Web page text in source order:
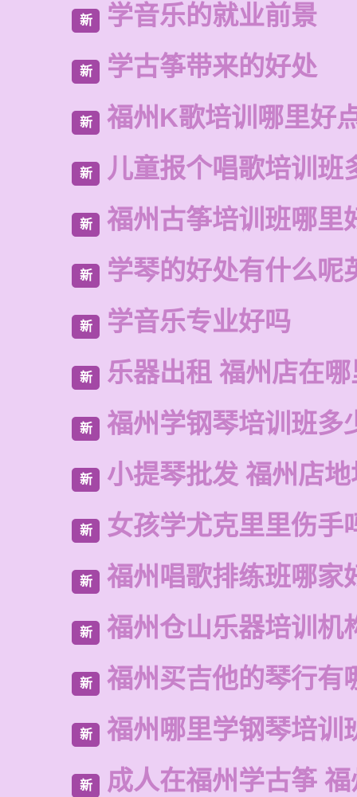
新 学音乐的就业前景
新 学古筝带来的好处
新 福州K歌培训哪里好
新 儿童报个唱歌培训班
新 福州古筝培训班哪里
新 学琴的好处有什么呢
新 学音乐专业好吗
新 乐器出租 福州店在
新 福州学钢琴培训班多
新 小提琴批发 福州店
新 女孩学尤克里里伤手
新 福州唱歌排练班哪家
新 福州仓山乐器培训机
新 福州买吉他的琴行有
新 福州哪里学钢琴培训
新 成人在福州学古筝